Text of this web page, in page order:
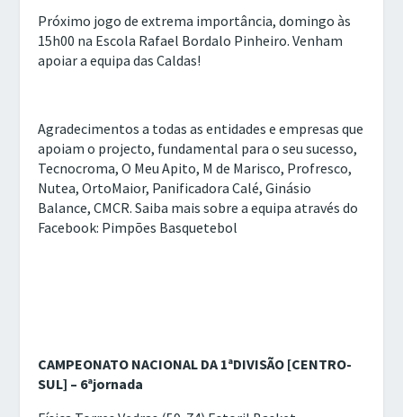
Próximo jogo de extrema importância, domingo às
15h00 na Escola Rafael Bordalo Pinheiro. Venham
apoiar a equipa das Caldas!
Agradecimentos a todas as entidades e empresas que
apoiam o projecto, fundamental para o seu sucesso,
Tecnocroma, O Meu Apito, M de Marisco, Profresco,
Nutea, OrtoMaior, Panificadora Calé, Ginásio
Balance, CMCR. Saiba mais sobre a equipa através do
Facebook: Pimpões Basquetebol
CAMPEONATO NACIONAL DA 1ªDIVISÃO [CENTRO-
SUL] – 6ªjornada